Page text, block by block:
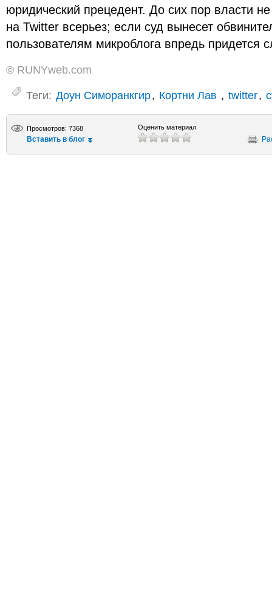
юридический прецедент. До сих пор власти
на Twitter всерьез; если суд вынесет
пользователям микроблога впредь придется
© RUNYweb.com
Теги: Доун Симоранкгир, Кортни Лав , twitter,
Просмотров: 7368
Вставить в блог
Оценить материал